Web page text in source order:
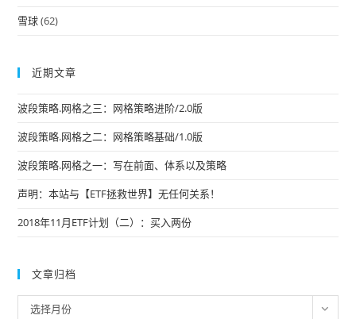
雪球(62)
近期文章
波段策略.网格之三：网格策略进阶/2.0版
波段策略.网格之二：网格策略基础/1.0版
波段策略.网格之一：写在前面、体系以及策略
声明：本站与【ETF拯救世界】无任何关系！
2018年11月ETF计划（二）：买入两份
文章归档
选择月份